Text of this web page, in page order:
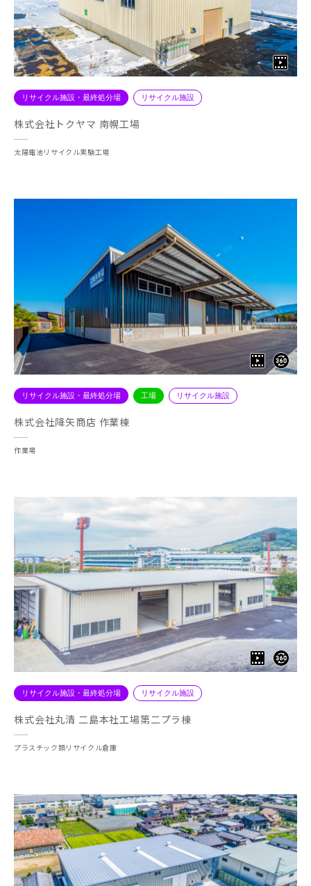
リサイクル施設・最終処分場 リサイクル施設
株式会社トクヤマ 南幌工場
太陽電池リサイクル実験工場
リサイクル施設・最終処分場 工場 リサイクル施設
株式会社降矢商店 作業棟
作業場
リサイクル施設・最終処分場 リサイクル施設
株式会社丸清 二島本社工場第二プラ棟
プラスチック類リサイクル倉庫